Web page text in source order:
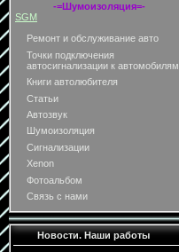
-=Шумоизоляция=-
SGM
Ремонт и обслуживание авто
Точки подключения
автосигнализации к автомобилям
Книги автолюбителя
Статьи
Автозвук
Шумоизоляция
Сигнализации
Xenon
Фотоальбом
Связь с нами
Новости. Наши работы